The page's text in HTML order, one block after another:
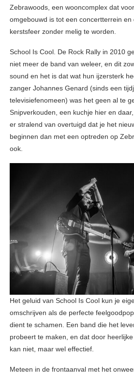
Zebrawoods, een wooncomplex dat
omgebouwd is tot een concertterrein en
kerstsfeer zonder melig te worden.
School Is Cool. De Rock Rally in 2010
niet meer de band van weleer, en dit
sound en het is dat wat hun ijzersterk
zanger Johannes Genard (sinds een
televisiefenomeen) was het geen al te
Snipverkouden, een kuchje hier en
er stralend van overtuigd dat je het
beginnen dan met een optreden op
ook.
Het geluid van School Is Cool kun je
omschrijven als de perfecte
dient te schamen. Een band die het
probeert te maken, en dat door
kan niet, maar wel effectief.
Meteen in de frontaanval met het